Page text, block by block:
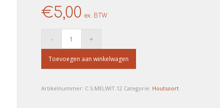
€5,00 ex. BTW
Toevoegen aan winkelwagen
Artikelnummer: C.S.MELWIT.12 Categorie: Houtsoort